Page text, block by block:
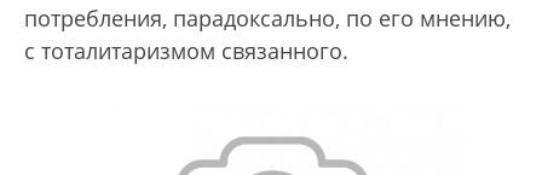
потребления, парадоксально, по его мнению,
с тоталитаризмом связанного.